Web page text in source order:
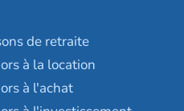
de retraite
à la location
à l'achat